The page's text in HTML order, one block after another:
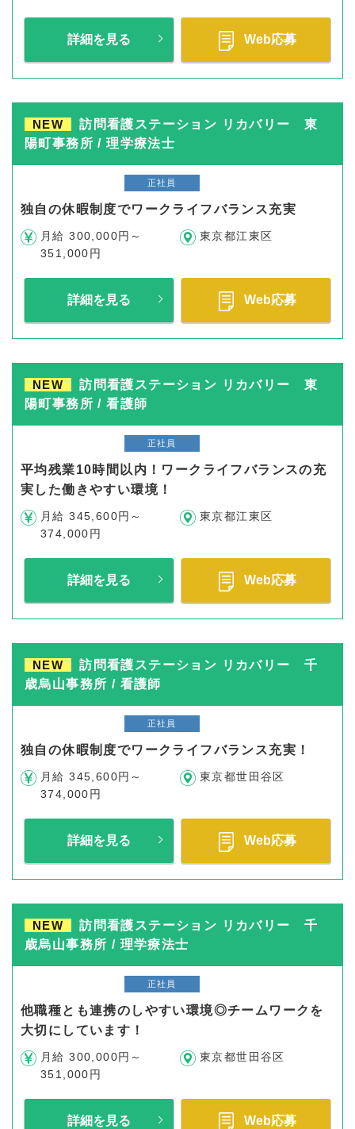
詳細を見る Web応募
NEW
訪問看護ステーション リカバリー 東
陽町事務所 / 理学療法士
正社員
独自の休暇制度でワークライフバランス充実
月給 300,000円～
351,000円
東京都江東区
詳細を見る Web応募
NEW
訪問看護ステーション リカバリー 東
陽町事務所 / 看護師
正社員
平均残業10時間以内！ワークライフバランスの充
実した働きやすい環境！
月給 345,600円～
374,000円
東京都江東区
詳細を見る Web応募
NEW
訪問看護ステーション リカバリー 千
歳烏山事務所 / 看護師
正社員
独自の休暇制度でワークライフバランス充実！
月給 345,600円～
374,000円
東京都世田谷区
詳細を見る Web応募
NEW
訪問看護ステーション リカバリー 千
歳烏山事務所 / 理学療法士
正社員
他職種とも連携のしやすい環境◎チームワークを
大切にしています！
月給 300,000円～
351,000円
東京都世田谷区
詳細を見る Web応募